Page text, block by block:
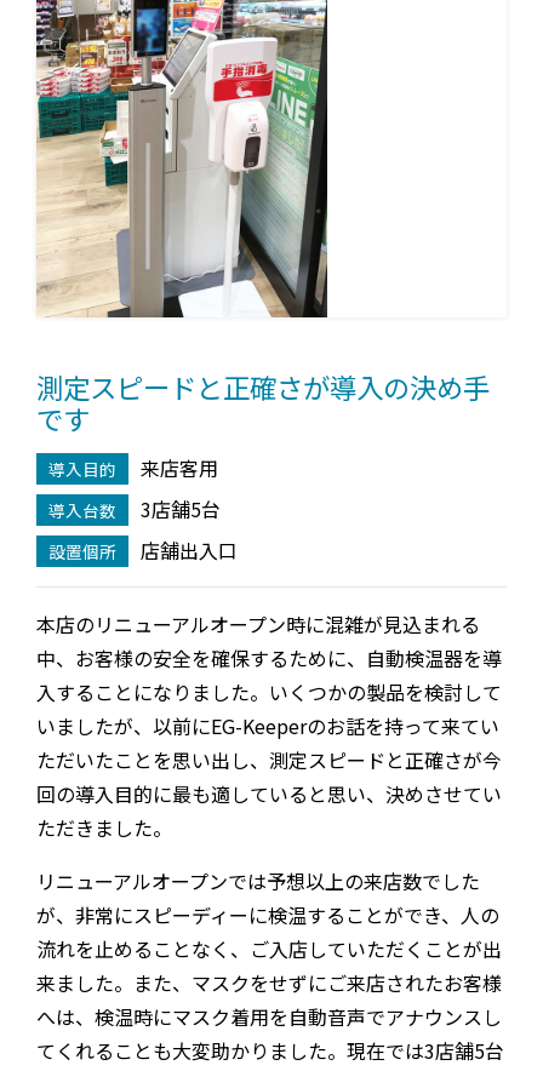
測定スピードと正確さが導入の決め手
です
導入目的 来店客用
導入台数 3店舗5台
設置個所 店舗出入口
本店のリニューアルオープン時に混雑が見込まれる
中、お客様の安全を確保するために、自動検温器を導
入することになりました。いくつかの製品を検討して
いましたが、以前にEG-Keeperのお話を持って来てい
ただいたことを思い出し、測定スピードと正確さが今
回の導入目的に最も適していると思い、決めさせてい
ただきました。
リニューアルオープンでは予想以上の来店数でした
が、非常にスピーディーに検温することができ、人の
流れを止めることなく、ご入店していただくことが出
来ました。また、マスクをせずにご来店されたお客様
へは、検温時にマスク着用を自動音声でアナウンスし
てくれることも大変助かりました。現在では3店舗5台